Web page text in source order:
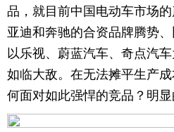
品，就目前中国电动车市场
亚迪和奔驰的合资品牌腾势
以乐视、蔚蓝汽车、奇点汽
如临大敌。在无法摊平生产
何面对如此强悍的竞品？明